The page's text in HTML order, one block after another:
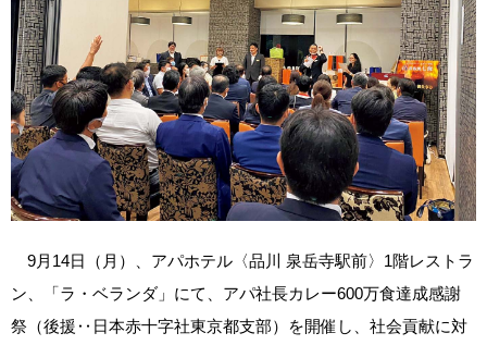
9月14日（月）、アパホテル〈品川 泉岳寺駅前〉1階レストラ
ン、「ラ・ベランダ」にて、アパ社長カレー600万食達成感謝
祭（後援‥日本赤十字社東京都支部）を開催し、社会貢献に対